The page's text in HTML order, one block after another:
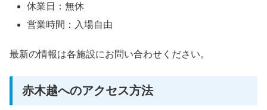
休業日：無休
営業時間：入場自由
最新の情報は各施設にお問い合わせください。
赤木越へのアクセス方法